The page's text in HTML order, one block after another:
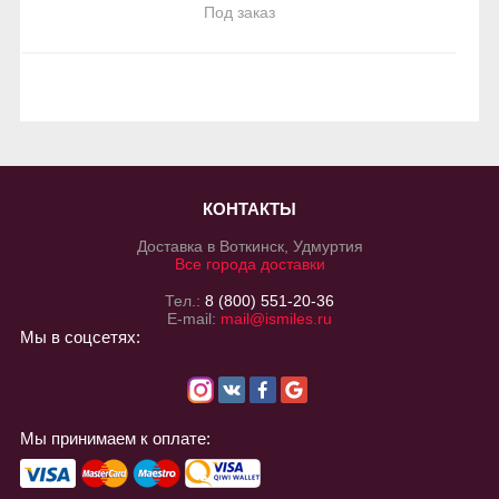
Под заказ
КОНТАКТЫ
Доставка в Воткинск, Удмуртия
Все города доставки
Тел.: 8 (800) 551-20-36
E-mail: mail@ismiles.ru
Мы в соцсетях:
Мы принимаем к оплате: